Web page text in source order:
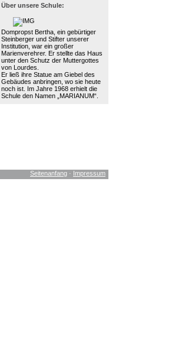
Über unsere Schule:
Dompropst Bertha, ein gebürtiger
Steinberger und Stifter unserer
Institution, war ein großer
Marienverehrer. Er stellte das Haus
unter den Schutz der Muttergottes
von Lourdes.
Er ließ ihre Statue am Giebel des
Gebäudes anbringen, wo sie heute
noch ist. Im Jahre 1968 erhielt die
Schule den Namen „MARIANUM“.
Seitenanfang · Impressum